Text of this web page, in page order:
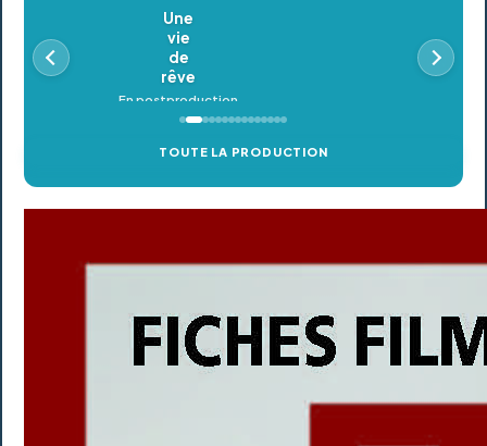
Oldeupe
En postproduction
TOUTE LA PRODUCTION